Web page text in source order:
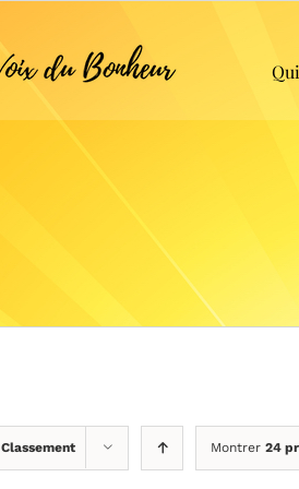
Classement Montrer 24